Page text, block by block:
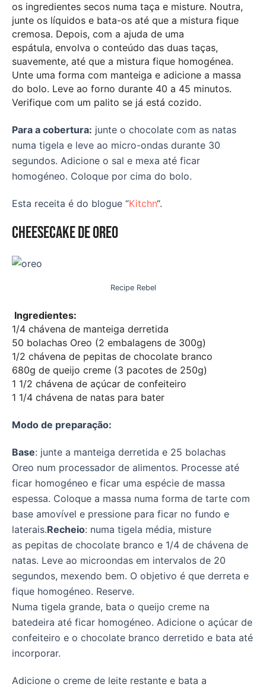
os ingredientes secos numa taça e misture. Noutra,
junte os líquidos e bata-os até que a mistura fique
cremosa. Depois, com a ajuda de uma
espátula, envolva o conteúdo das duas taças,
suavemente, até que a mistura fique homogénea.
Unte uma forma com manteiga e adicione a massa
do bolo. Leve ao forno durante 40 a 45 minutos.
Verifique com um palito se já está cozido.
Para a cobertura: junte o chocolate com as natas
numa tigela e leve ao micro-ondas durante 30
segundos. Adicione o sal e mexa até ficar
homogéneo. Coloque por cima do bolo.
Esta receita é do blogue “Kitchn“.
Cheesecake de Oreo
Recipe Rebel
Ingredientes:
1/4 chávena de manteiga derretida
50 bolachas Oreo (2 embalagens de 300g)
1/2 chávena de pepitas de chocolate branco
680g de queijo creme (3 pacotes de 250g)
1 1/2 chávena de açúcar de confeiteiro
1 1/4 chávena de natas para bater
Modo de preparação:
Base: junte a manteiga derretida e 25 bolachas
Oreo num processador de alimentos. Processe até
ficar homogéneo e ficar uma espécie de massa
espessa. Coloque a massa numa forma de tarte com
base amovível e pressione para ficar no fundo e
laterais.Recheio: numa tigela média, misture
as pepitas de chocolate branco e 1/4 de chávena de
natas. Leve ao microondas em intervalos de 20
segundos, mexendo bem. O objetivo é que derreta e
fique homogéneo. Reserve.
Numa tigela grande, bata o queijo creme na
batedeira até ficar homogéneo. Adicione o açúcar de
confeiteiro e o chocolate branco derretido e bata até
incorporar.
Adicione o creme de leite restante e bata a